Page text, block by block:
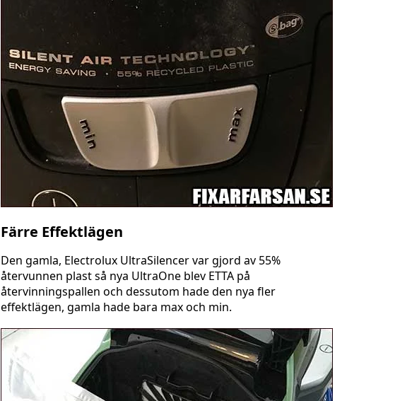
Färre Effektlägen
Den gamla, Electrolux UltraSilencer var gjord av 55%
återvunnen plast så nya UltraOne blev ETTA på
återvinningspallen och dessutom hade den nya fler
effektlägen, gamla hade bara max och min.